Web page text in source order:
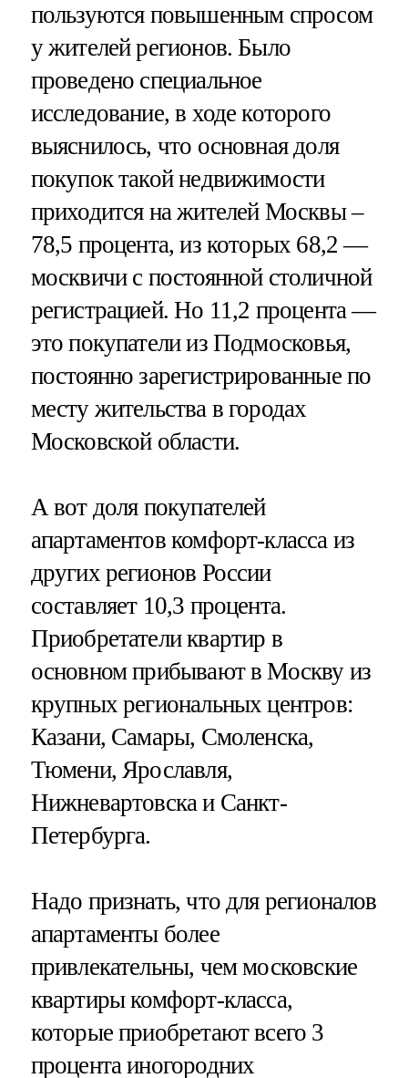
пользуются повышенным спросом
у жителей регионов. Было
проведено специальное
исследование, в ходе которого
выяснилось, что основная доля
покупок такой недвижимости
приходится на жителей Москвы –
78,5 процента, из которых 68,2 —
москвичи с постоянной столичной
регистрацией. Но 11,2 процента —
это покупатели из Подмосковья,
постоянно зарегистрированные по
месту жительства в городах
Московской области.
А вот доля покупателей
апартаментов комфорт-класса из
других регионов России
составляет 10,3 процента.
Приобретатели квартир в
основном прибывают в Москву из
крупных региональных центров:
Казани, Самары, Смоленска,
Тюмени, Ярославля,
Нижневартовска и Санкт-
Петербурга.
Надо признать, что для регионалов
апартаменты более
привлекательны, чем московские
квартиры комфорт-класса,
которые приобретают всего 3
процента иногородних